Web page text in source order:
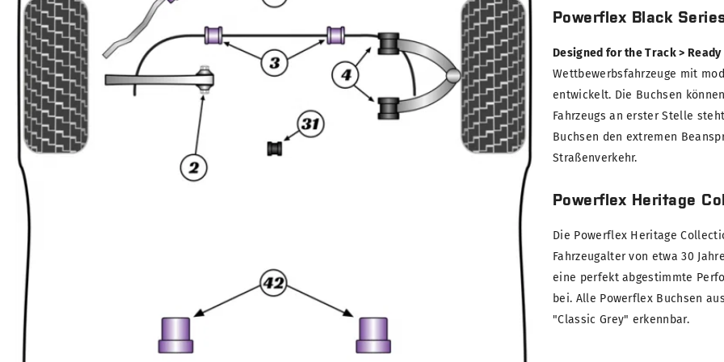
Powerflex Black
Designed for the Track > Ready
Wettbewerbsfahrzeuge mit
entwickelt. Die Buchsen
Fahrzeugs an erster Stelle
Buchsen den extremen
Straßenverkehr.
Powerflex Heritage
Die Powerflex Heritage
Fahrzeugalter von etwa 30
eine perfekt abgestimmte
bei. Alle Powerflex Buchsen
"Classic Grey" erkennbar.